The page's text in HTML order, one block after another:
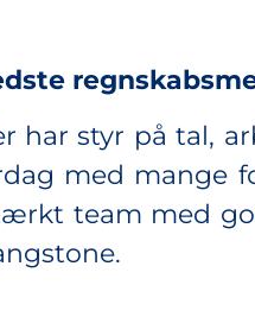
har styr på tal,
med mange
team med